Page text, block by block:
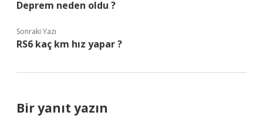
Deprem neden oldu ?
Sonraki Yazı
RS6 kaç km hız yapar ?
Bir yanıt yazın